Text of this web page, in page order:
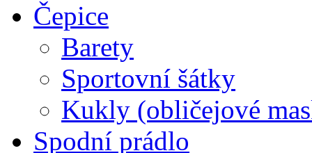
Čepice
Barety
Sportovní šátky
Kukly (obličejové
Spodní prádlo